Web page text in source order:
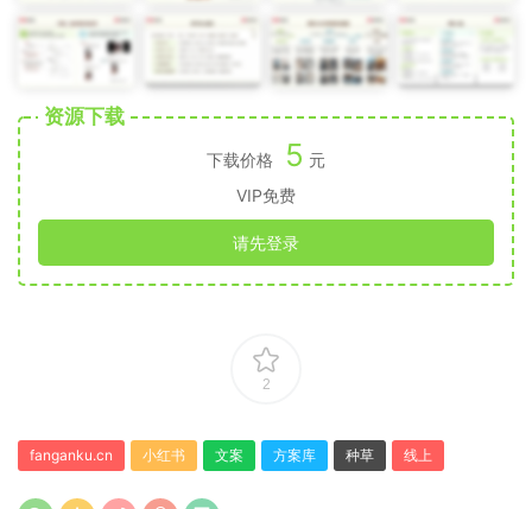
资源下载
下载价格 5 元
VIP免费
请先登录
2
fanganku.cn 小红书 文案 方案库 种草 线上